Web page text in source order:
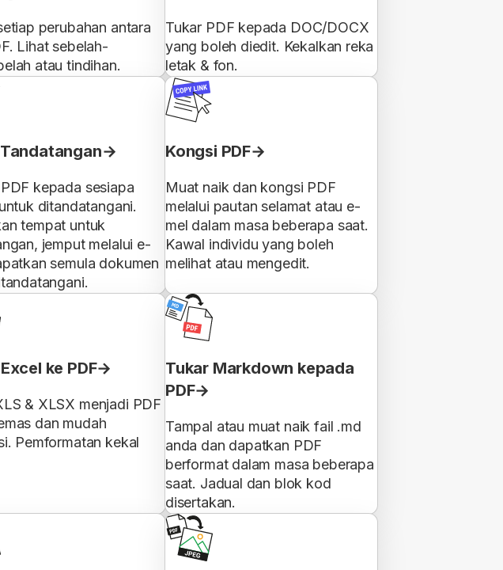
perubahan antara
Lihat sebelah-
atau tindihan.
Tukar PDF kepada DOC/DOCX
yang boleh diedit. Kekalkan reka
letak & fon.
kepada sesiapa
ditandatangani.
tempat untuk
jemput melalui e-
semula dokumen
Kongsi PDF
Muat naik dan kongsi PDF
melalui pautan selamat atau e-
mel dalam masa beberapa saat.
Kawal individu yang boleh
melihat atau mengedit.
ke PDF
& XLSX menjadi PDF
dan mudah
Pemformatan kekal
Tukar Markdown kepada
PDF
Tampal atau muat naik fail .md
anda dan dapatkan PDF
berformat dalam masa beberapa
saat. Jadual dan blok kod
disertakan.